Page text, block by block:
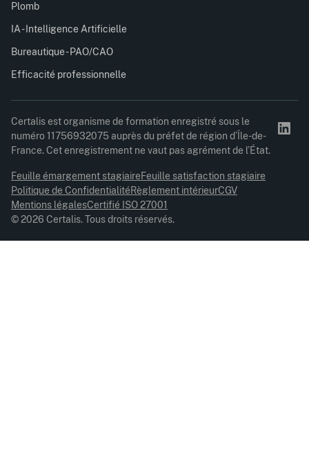
Plomb
IA - Intelligence Artificielle
Bureautique - PAO/CAO
Efficacité professionnelle
Certalis est organisme de formation enregistré sous le
numéro 11756932075 auprès du préfet de région d’Île-de-
France. Cet enregistrement ne vaut pas agrément de l’État.
© 2026 Certalis. Tous droits réservés.
Feuille émargement stagiaireFeuille satisfaction stagiaire
Politique de ConfidentialitéRèglement intérieurCGV
Mentions légalesCertifié ISO 27001